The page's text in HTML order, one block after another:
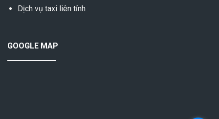
Dịch vụ taxi liên tỉnh
GOOGLE MAP